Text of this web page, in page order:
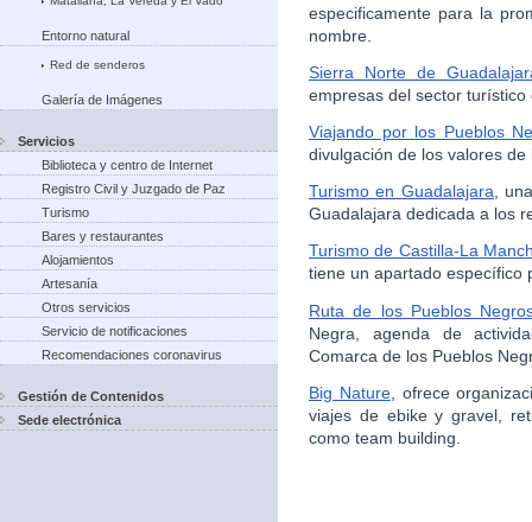
Entorno natural
Red de senderos
Galería de Imágenes
Servicios
Biblioteca y centro de Internet
Registro Civil y Juzgado de Paz
Turismo
Bares y restaurantes
Alojamientos
Artesanía
Otros servicios
Servicio de notificaciones
Recomendaciones coronavirus
Gestión de Contenidos
Sede electrónica
especificamente para la
nombre.
Sierra Norte de
empresas del sector
Viajando por los Pueblos
divulgación de los valores de
Turismo en Guadalajara,
Guadalajara dedicada a los
Turismo de Castilla-La
tiene un apartado específico
Ruta de los Pueblos
Negra, agenda de
Comarca de los Pueblos
Big Nature, ofrece
viajes de ebike y gravel,
como team building.